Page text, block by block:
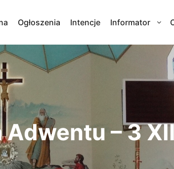
Ogłoszenia Intencje Informator
Adwentu – 3